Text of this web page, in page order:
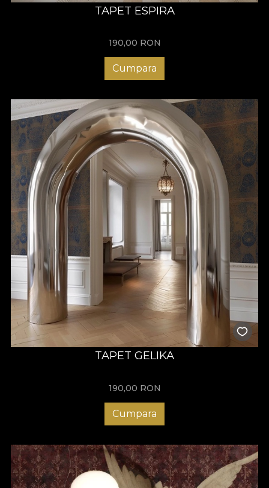
TAPET ESPIRA
190,00 RON
Cumpara
TAPET GELIKA
190,00 RON
Cumpara